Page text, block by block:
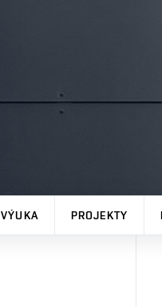
VÝUKA PROJEKTY